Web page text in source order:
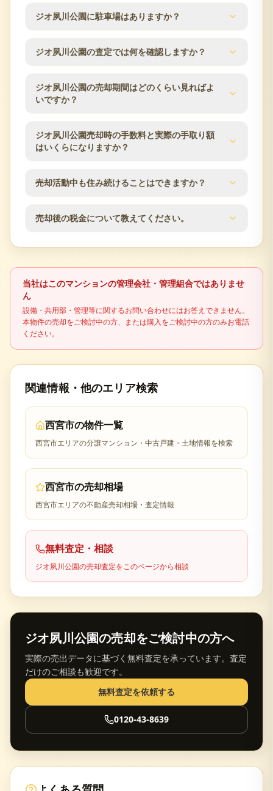
道本線／さくら夙川駅 徒歩13分です。所在地は兵庫
県西宮市結善町3-34です。駅からの距離や利用でき
る路線は、マンション売却時の検討条件としてよく
分譲時の公表情報では、小学校区は西宮市立神原小
学校、中学校区は西宮市立大社中学校です。学区は
自治体の区域変更により変わる場合があるため、最
新の情報は西宮市の教育委員会などでご確認くださ
い。
ジオ夙川公園に駐車場はありますか？
ジオ夙川公園の駐車場数は分譲時の公表値で19台で
す。空き状況や月額使用料は時期により変動するた
め、売却のご相談時に管理組合・管理会社の最新情
報を確認します。
ジオ夙川公園の査定では何を確認しますか？
ジオ夙川公園の査定では、築年数、階数、方位、専
有面積、間取り、室内状態、管理状況、修繕履歴、
動向も踏まえ、売却方針をご提案します。
ジオ夙川公園の売却期間はどのくらい見ればよ
いですか？
売却期間は販売価格、住戸条件、市場状況、内覧対
応のしやすさによって変わります。査定時に近隣の
の目安をご案内します。
ジオ夙川公園売却時の手数料と実際の手取り額
はいくらになりますか？
仲介手数料は成約価格の3％+6万円（税別）が上限で
す。登記費用、住宅ローン残債、譲渡所得税の可能
性なども含め、査定時に概算の手取り額を確認でき
ます。
売却活動中も住み続けることはできますか？
はい、居住しながらの売却活動が可能です。見学希
望者との日程調整など、ご都合に合わせて柔軟に対
売却後の税金について教えてください。
不動産売却時には譲渡所得税が発生する場合があり
士などの専門家に確認してください。
当社はこのマンションの管理会社・管理組合ではありませ
ん
設備・共用部・管理等に関するお問い合わせにはお答えできません。
本物件の売却をご検討中の方、または購入をご検討中の方のみお電話
ください。
関連情報・他のエリア検索
西宮市の物件一覧
西宮市エリアの分譲マンション・中古戸建・土地情報を検索
西宮市の売却相場
西宮市エリアの不動産売却相場・査定情報
無料査定・相談
ジオ夙川公園の売却査定をこのページから相談
ジオ夙川公園の売却をご検討中の方へ
実際の売出データに基づく無料査定を承っています。査定
だけのご相談も歓迎です。
無料査定を依頼する
0120-43-8639